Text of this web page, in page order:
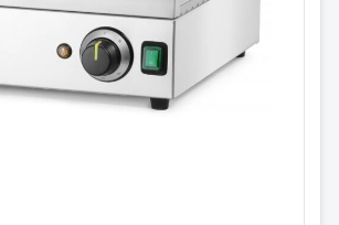
Flatgrill slett stekeflate
154922